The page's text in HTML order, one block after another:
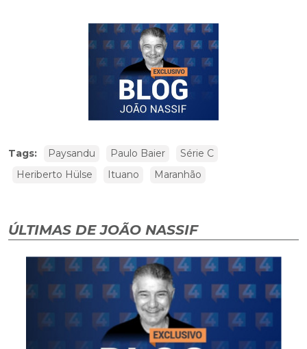
Tags: Paysandu Paulo Baier
Série C
Heriberto Hülse
Ituano Maranhão
ÚLTIMAS DE JOÃO NASSIF